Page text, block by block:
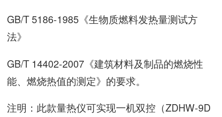
GB/T 5186-1985《生物质燃料发热量测试方
法》
GB/T 14402-2007《建筑材料及制品的燃烧性
能、燃烧热值的测定》的要求。
注明：此款量热仪可实现一机双控（ZDHW-9D